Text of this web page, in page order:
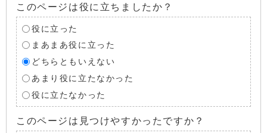
このページは役に立ちましたか？
役に立った
まあまあ役に立った
どちらともいえない
あまり役に立たなかった
役に立たなかった
このページは見つけやすかったですか？